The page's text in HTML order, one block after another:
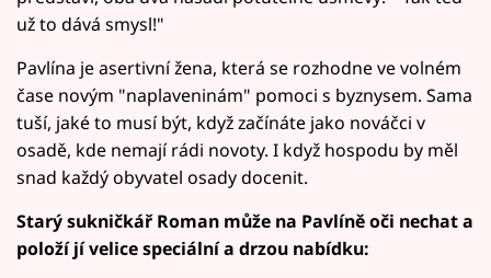
už to dává smysl!"
Pavlína je asertivní žena, která se rozhodne ve volném
čase novým "naplaveninám" pomoci s byznysem. Sama
tuší, jaké to musí být, když začínáte jako nováčci v
osadě, kde nemají rádi novoty. I když hospodu by měl
snad každý obyvatel osady docenit.
Starý sukničkář Roman může na Pavlíně oči nechat a
položí jí velice speciální a drzou nabídku: